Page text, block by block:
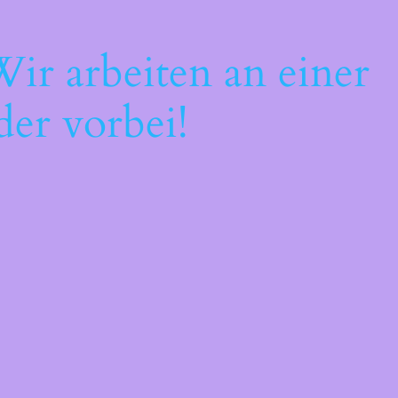
arbeiten an einer
vorbei!